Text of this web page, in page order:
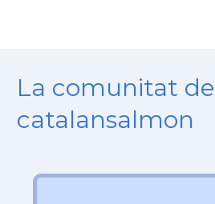
La comunitat de
catalansalmon